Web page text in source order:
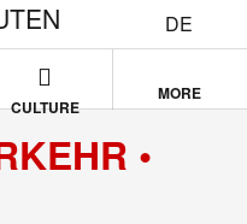
DE
CULTURE
MORE
•